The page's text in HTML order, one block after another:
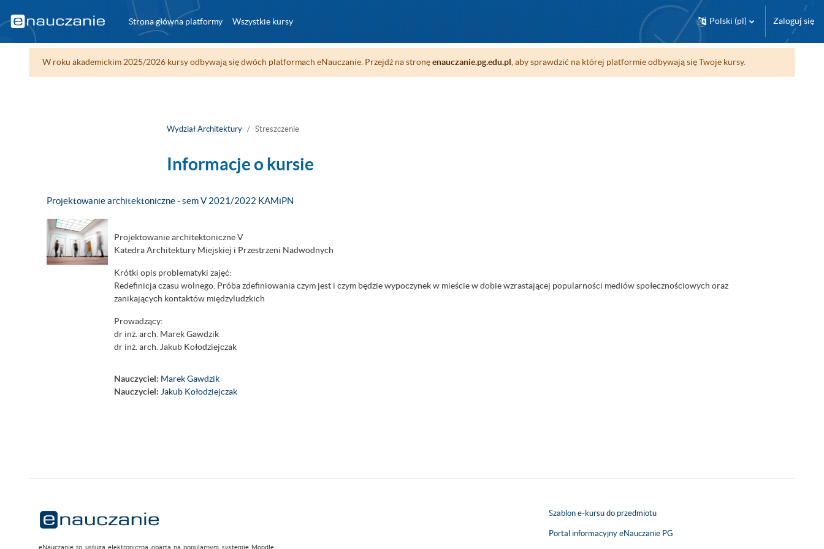
Strona główna platformy
Wszystkie kursy Polski ‎(pl)‎ Zaloguj się
W roku akademickim 2025/2026 kursy odbywają się dwóch platformach eNauczanie. Przejdź na stronęenauczanie.pg.edu.pl , aby sprawdzić na której platformie odbywają się Twoje kursy.
Wydział Architektury Streszczenie
Informacje o kursie
Projektowanie architektoniczne - sem V 2021/2022 KAMiPN
Projektowanie architektoniczne V
Katedra Architektury Miejskiej i Przestrzeni Nadwodnych
Krótki opis problematyki zajęć:
Redefinicja czasu wolnego. Próba zdefiniowania czym jest i czym będzie wypoczynek w mieście w dobie wzrastającej popularności mediów społecznościowych oraz
zanikających kontaktów międzyludzkich
Prowadzący:
dr inż. arch. Marek Gawdzik
dr inż. arch. Jakub Kołodziejczak
Nauczyciel: Marek Gawdzik
Nauczyciel: Jakub Kołodziejczak
eNauczanie to usługa elektroniczna oparta na popularnym systemie Moodle,
Szablon e-kursu do przedmiotu
Portal informacyjny eNauczanie PG